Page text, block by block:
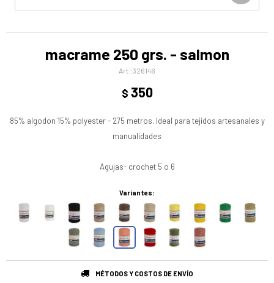
macrame 250 grs. - salmon
326146
$ 350
85% algodon 15% polyester - 275 metros. Ideal para tejidos artesanales y
manualidades
Agujas- crochet 5 o 6
Variantes:
MÉTODOS Y COSTOS DE ENVÍO